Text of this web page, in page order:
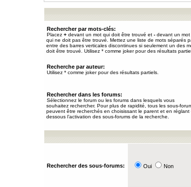
Rechercher par mots-clés:
Placez + devant un mot qui doit être trouvé et - devant un mot
qui ne doit pas être trouvé. Mettez une liste de mots séparés
entre des barres verticales discontinues si seulement un des
doit être trouvé. Utilisez * comme joker pour des résultats
Recherche par auteur:
Utilisez * comme joker pour des résultats partiels.
Rechercher dans les forums:
Sélectionnez le forum ou les forums dans lesquels vous
souhaitez rechercher. Pour plus de rapidité, tous les sous-
peuvent être recherchés en choisissant le parent et en réglant
dessous l’activation des sous-forums de la recherche.
Rechercher des sous-forums: Oui Non